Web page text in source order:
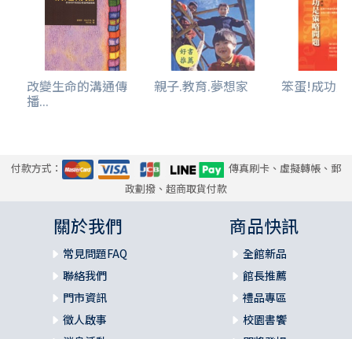
改變生命的溝通傳
播...
親子.教育.夢想家 笨蛋!成功
付款方式：
傳真刷卡、虛擬轉帳、郵
政劃撥、超商取貨付款
關於我們
常見問題FAQ
聯絡我們
門市資訊
徵人啟事
商品快訊
全館新品
館長推薦
禮品專區
校園書饗